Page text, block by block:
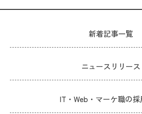
新着記事一覧
ニュースリリース
IT・Web・マーケ職の